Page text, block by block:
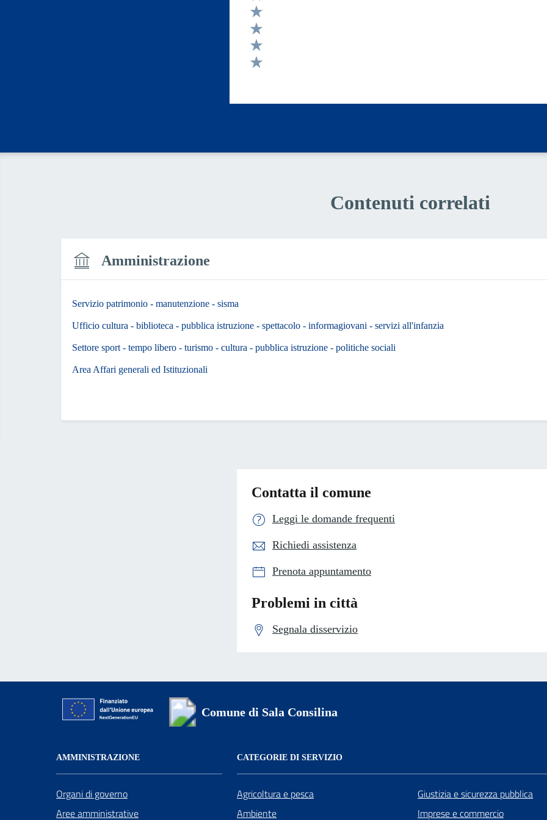
Valuta 5 stelle su 5
Valuta 4 stelle su 5
Valuta 3 stelle su 5
Valuta 2 stelle su 5
Contenuti correlati
Amministrazione
Servizio patrimonio - manutenzione - sisma
Ufficio cultura - biblioteca - pubblica istruzione - spettacolo - informagiovani - servizi all'infanzia
Settore sport - tempo libero - turismo - cultura - pubblica istruzione - politiche sociali
Area Affari generali ed Istituzionali
Contatta il comune
Leggi le domande frequenti
Richiedi assistenza
Prenota appuntamento
Problemi in città
Segnala disservizio
Comune di Sala Consilina
AMMINISTRAZIONE
Organi di governo
Aree amministrative
CATEGORIE DI SERVIZIO
Agricoltura e pesca
Ambiente
Giustizia e sicurezza pubblica
Imprese e commercio